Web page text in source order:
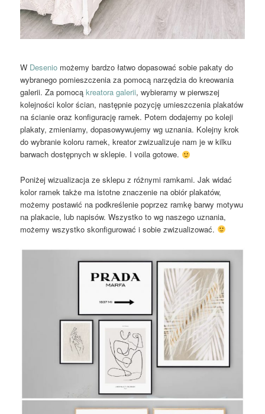
W Desenio możemy bardzo łatwo dopasować sobie pakaty do
wybranego pomieszczenia za pomocą narzędzia do kreowania
galerii. Za pomocąkreatora galerii, wybieramy w pierwszej
kolejności kolor ścian, następnie pozycję umieszczenia plakatów
na ścianie oraz konfigurację ramek. Potem dodajemy po koleji
plakaty, zmieniamy, dopasowywujemy wg uznania. Kolejny krok
do wybranie koloru ramek, kreator zwizualizuje nam je w kilku
barwach dostępnych w sklepie. I voila gotowe.
Poniżej wizualizacja ze sklepu z różnymi ramkami. Jak widać
kolor ramek także ma istotne znaczenie na obiór plakatów,
możemy postawić na podkreślenie poprzez ramkę barwy motywu
na plakacie, lub napisów. Wszystko to wg naszego uznania,
możemy wszystko skonfigurować i sobie zwizualizować.